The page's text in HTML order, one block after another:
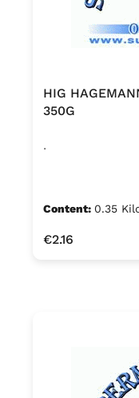
HIG
350G
.
Content: 0.35
Regular price:
€2.16